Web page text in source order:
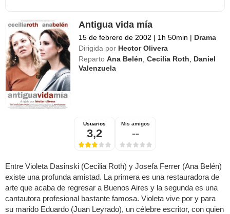
Antigua vida mía
15 de febrero de 2002 | 1h 50min | Drama
Dirigida por Hector Olivera
Reparto Ana Belén ,Cecilia Roth
Daniel
Valenzuela
Usuarios
3,2
Mis amigos
--
Entre Violeta Dasinski (Cecilia Roth) y Josefa Ferrer (Ana Belén)
existe una profunda amistad. La primera es una restauradora de
arte que acaba de regresar a Buenos Aires y la segunda es una
cantautora profesional bastante famosa. Violeta vive por y para
su marido Eduardo (Juan Leyrado), un célebre escritor, con quien